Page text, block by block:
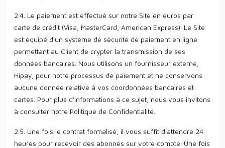
2.4. Le paiement est effectué sur notre Site en euros par
carte de crédit (Visa, MasterCard, American Express). Le Site
est équipé d'un système de sécurité de paiement en ligne
permettant au Client de crypter la transmission de ses
données bancaires. Nous utilisons un fournisseur externe,
Hipay, pour notre processus de paiement et ne conservons
aucune donnée relative à vos coordonnées bancaires et
cartes. Pour plus d'informations à ce sujet, nous vous invitons
à consulter notre Politique de Confidentialité.
2.5. Une fois le contrat formalisé, il vous suffit d'attendre 24
heures pour recevoir des abonnés sur votre compte. Une fois